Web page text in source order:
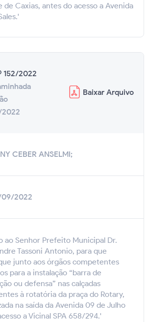
de Caxias, antes do acesso a Avenida
152/2022
Baixar Arquivo
CEBER ANSELMI;
09/2022
ao Senhor Prefeito Municipal Dr.
Tassoni Antonio, para que
junto aos órgãos competentes
para a instalação “barra de
ou defensa” nas calçadas
à rotatória da praça do Rotary,
na saída da Avenida 09 de Julho
a Vicinal SPA 658/294.'